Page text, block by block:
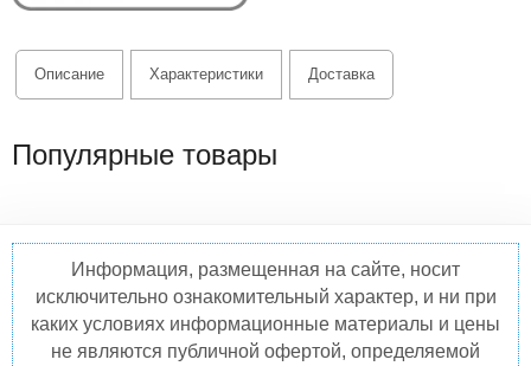
Описание Характеристики Доставка
Популярные товары
Информация, размещенная на сайте, носит
исключительно ознакомительный характер, и ни при
каких условиях информационные материалы и цены
не являются публичной офертой, определяемой